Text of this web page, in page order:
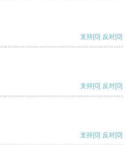
支持[0] 反对[0]
支持[0] 反对[0]
支持[0] 反对[0]